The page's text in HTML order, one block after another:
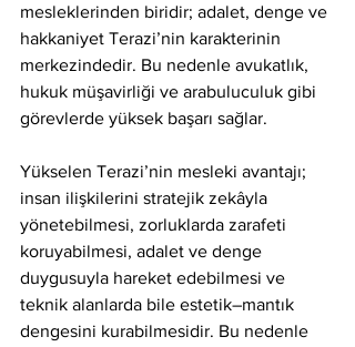
mesleklerinden biridir; adalet, denge ve
hakkaniyet Terazi’nin karakterinin
merkezindedir. Bu nedenle avukatlık,
hukuk müşavirliği ve arabuluculuk gibi
görevlerde yüksek başarı sağlar.
Yükselen Terazi’nin mesleki avantajı;
insan ilişkilerini stratejik zekâyla
yönetebilmesi, zorluklarda zarafeti
koruyabilmesi, adalet ve denge
duygusuyla hareket edebilmesi ve
teknik alanlarda bile estetik–mantık
dengesini kurabilmesidir. Bu nedenle